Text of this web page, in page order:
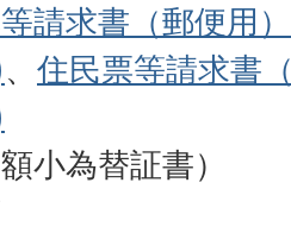
請求書（郵便用
、 住民票等請求書
小為替証書）